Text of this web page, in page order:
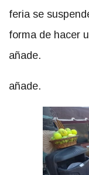
feria se
forma de hacer
añade.
añade.